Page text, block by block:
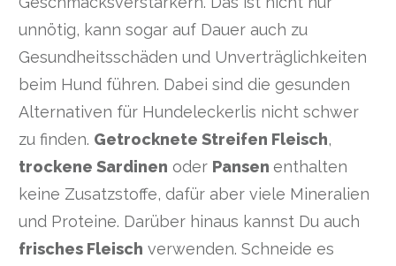
unnötig, kann sogar auf Dauer auch zu
Gesundheitsschäden und Unverträglichkeiten
beim Hund führen. Dabei sind die gesunden
Alternativen für Hundeleckerlis nicht schwer
zu finden. Getrocknete Streifen Fleisch,
trockene Sardinen oder Pansen enthalten
keine Zusatzstoffe, dafür aber viele Mineralien
und Proteine. Darüber hinaus kannst Du auch
frisches Fleisch verwenden. Schneide es